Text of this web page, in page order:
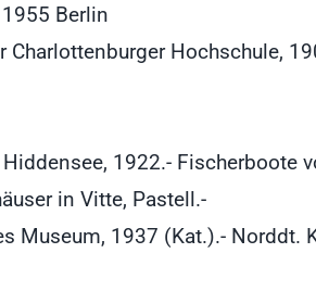
Berlin
Hochschule,
1922.- Fischerboote
in Vitte, Pastell.-
Museum, 1937 (Kat.).- Norddt.